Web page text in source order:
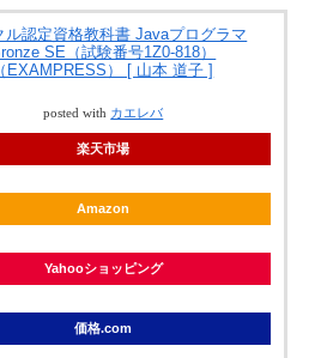
ル認定資格教科書 Javaプログラマ
SE（試験番号1Z0-818）
（EXAMPRESS） [ 山本 道子 ]
posted with カエレバ
楽天市場
Amazon
Yahooショッピング
価格.com